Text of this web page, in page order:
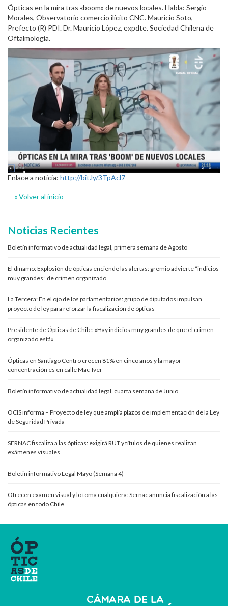
Ópticas en la mira tras «boom» de nuevos locales. Habla: Sergio
Morales, Observatorio comercio ilícito CNC. Mauricio Soto,
Prefecto (R) PDI. Dr. Mauricio López, expdte. Sociedad Chilena de
Oftalmología.
Enlace a noticia: http://bit.ly/3TpAcl7
« Volver al inicio
Noticias Recientes
Boletín informativo de actualidad legal, primera semana de Agosto
El dínamo: Explosión de ópticas enciende las alertas: gremio advierte “indicios
muy grandes” de crimen organizado
La Tercera: En el ojo de los parlamentarios: grupo de diputados impulsan
proyecto de ley para reforzar la fiscalización de ópticas
Presidente de Ópticas de Chile: «Hay indicios muy grandes de que el crimen
organizado está»
Ópticas en Santiago Centro crecen 81% en cinco años y la mayor
concentración es en calle Mac-Iver
Boletín informativo de actualidad legal, cuarta semana de Junio
OCIS informa – Proyecto de ley que amplía plazos de implementación de la Ley
de Seguridad Privada
SERNAC fiscaliza a las ópticas: exigirá RUT y títulos de quienes realizan
exámenes visuales
Boletin informativo Legal Mayo (Semana 4)
Ofrecen examen visual y lo toma cualquiera: Sernac anuncia fiscalización a las
ópticas en todo Chile